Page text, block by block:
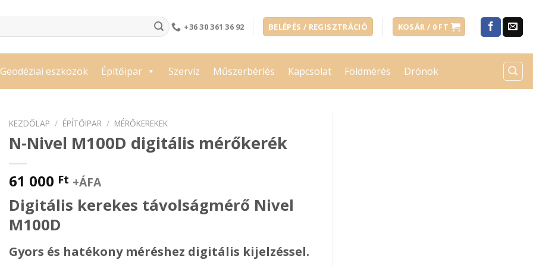
+36 30 361 36 92 BELÉPÉS / REGISZTRÁCIÓ KOSÁR / 0 FT
Geodéziai eszközök Építőipar Szerviz Műszerbérlés Kapcsolat Földmérés Drónok
KEZDŐLAP / ÉPÍTŐIPAR / MÉRŐKEREKEK
N-Nivel M100D digitális mérőkerék
61 000 Ft +ÁFA
Digitális kerekes távolságmérő Nivel
M100D
Gyors és hatékony méréshez digitális kijelzéssel.